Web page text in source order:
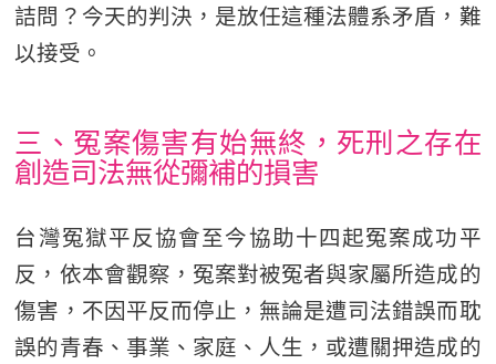
詰問？今天的判決，是放任這種法體系矛盾，難
以接受。
三、冤案傷害有始無終，死刑之存在
創造司法無從彌補的損害
台灣冤獄平反協會至今協助十四起冤案成功平
反，依本會觀察，冤案對被冤者與家屬所造成的
傷害，不因平反而停止，無論是遭司法錯誤而耽
誤的青春、事業、家庭、人生，或遭關押造成的